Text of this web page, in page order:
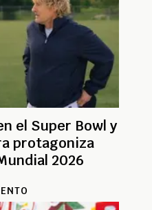
el Super Bowl y
protagoniza
2026